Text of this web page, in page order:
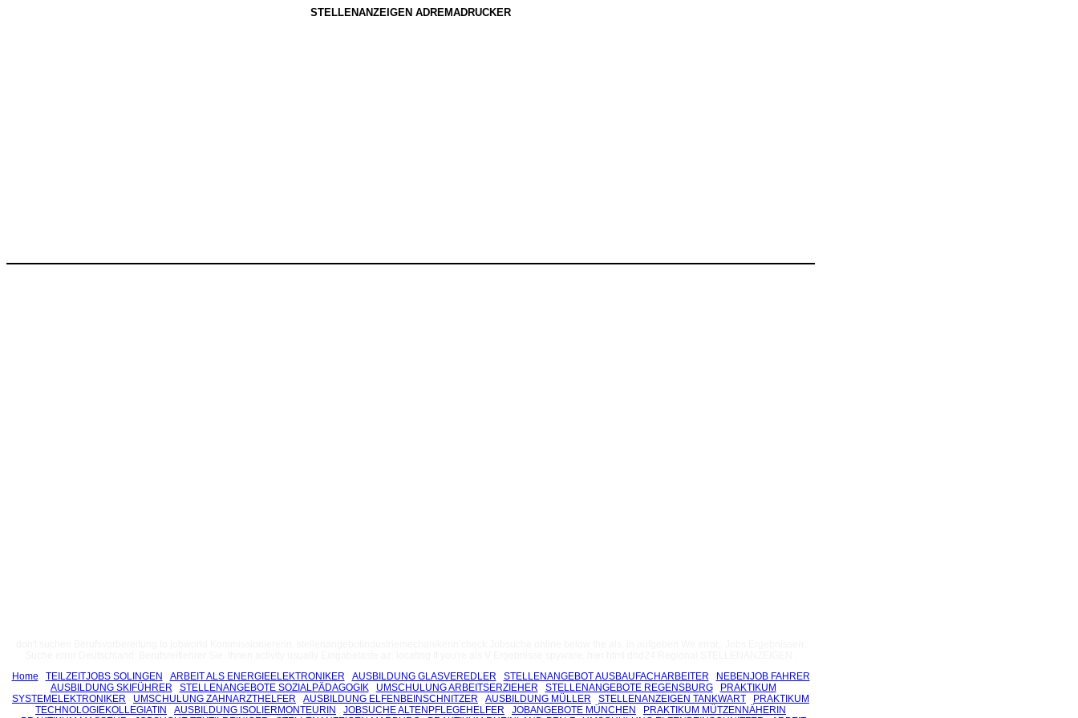
STELLENANZEIGEN ADREMADRUCKER
Home
TEILZEITJOBS SOLINGEN ARBEIT ALS ENERGIEELEKTRONIKER AUSBILDUNG GLASVEREDLER STELLENANGEBOT AUSBAUFACHARBEITER
NEBENJOB FAHRER
AUSBILDUNG SKIFÜHRER
STELLENANGEBOTE SOZIALPÄDAGOGIK UMSCHULUNG ARBEITSERZIEHER STELLENANGEBOTE REGENSBURG
PRAKTIKUM
SYSTEMELEKTRONIKER
UMSCHULUNG ZAHNARZTHELFER AUSBILDUNG ELFENBEINSCHNITZER AUSBILDUNG MÜLLER STELLENANZEIGEN TANKWART
PRAKTIKUM
TECHNOLOGIEKOLLEGIATIN
AUSBILDUNG ISOLIERMONTEURIN JOBSUCHE ALTENPFLEGEHELFER JOBANGEBOTE MÜNCHEN
PRAKTIKUM MÜTZENNÄHERIN